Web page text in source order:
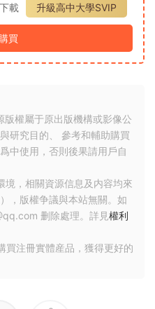
載
升級高中大學SVIP
買
版權屬于原出版機構或影像公
研究目的、 參考和輔助購買
中使用，否則後果請用戶自
境，相關資源信息及内容均來
，版權争議與本站無關。如
删除處理。詳見權利
買注冊實體産品，獲得更好的